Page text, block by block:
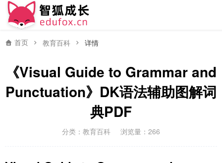
首页 教育百科 详情
《Visual Guide to Grammar and
Punctuation》DK语法辅助图解词
典PDF
分类： 教育百科 浏览量：266